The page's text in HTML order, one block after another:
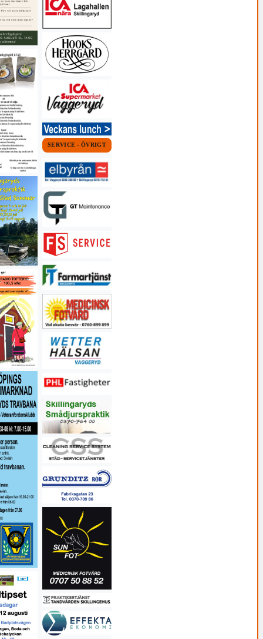
SERVICE - ÖVRIGT